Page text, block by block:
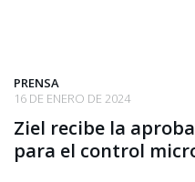
PRENSA
16 DE ENERO DE 2024
Ziel recibe la
para el control